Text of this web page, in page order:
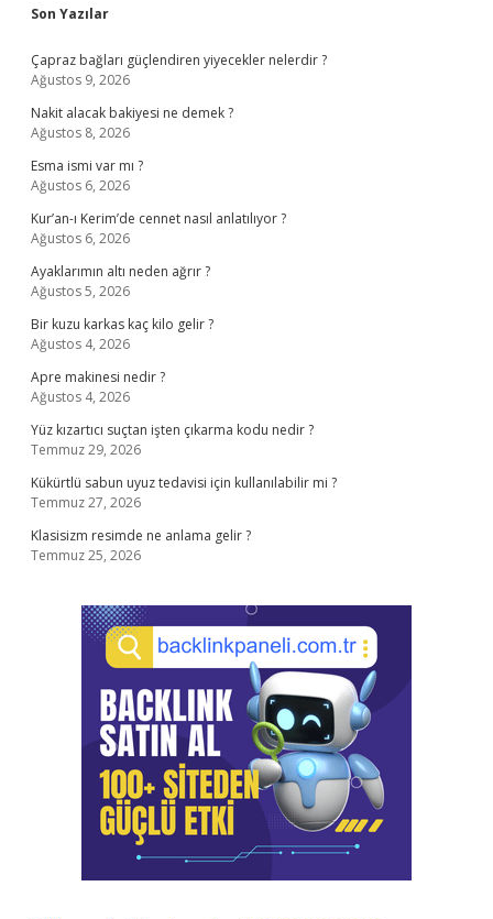
Sidebar
Son Yazılar
Çapraz bağları güçlendiren yiyecekler nelerdir ?
Ağustos 9, 2026
Nakit alacak bakiyesi ne demek ?
Ağustos 8, 2026
Esma ismi var mı ?
Ağustos 6, 2026
Kur’an-ı Kerim’de cennet nasıl anlatılıyor ?
Ağustos 6, 2026
Ayaklarımın altı neden ağrır ?
Ağustos 5, 2026
Bir kuzu karkas kaç kilo gelir ?
Ağustos 4, 2026
Apre makinesi nedir ?
Ağustos 4, 2026
Yüz kızartıcı suçtan işten çıkarma kodu nedir ?
Temmuz 29, 2026
Kükürtlü sabun uyuz tedavisi için kullanılabilir mi ?
Temmuz 27, 2026
Klasisizm resimde ne anlama gelir ?
Temmuz 25, 2026